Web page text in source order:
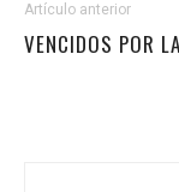
Artículo anterior
VENCIDOS POR